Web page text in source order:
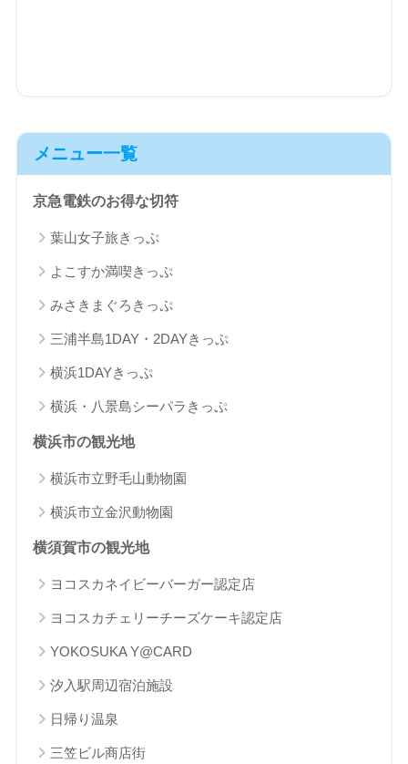
メニュー一覧
京急電鉄のお得な切符
葉山女子旅きっぷ
よこすか満喫きっぷ
みさきまぐろきっぷ
三浦半島1DAY・2DAYきっぷ
横浜1DAYきっぷ
横浜・八景島シーパラきっぷ
横浜市の観光地
横浜市立野毛山動物園
横浜市立金沢動物園
横須賀市の観光地
ヨコスカネイビーバーガー認定店
ヨコスカチェリーチーズケーキ認定店
YOKOSUKA Y@CARD
汐入駅周辺宿泊施設
日帰り温泉
三笠ビル商店街